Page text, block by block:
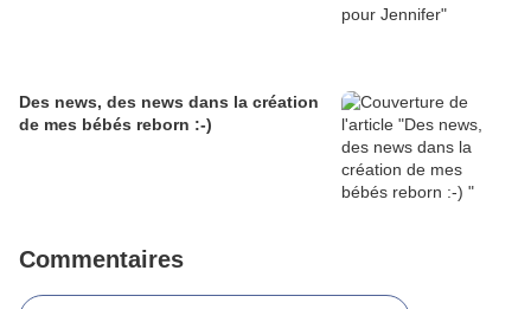
Des news, des news dans la création
de mes bébés reborn :-)
Commentaires